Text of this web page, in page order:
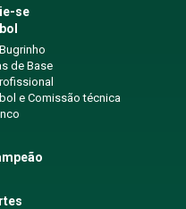
se
de Base
e Comissão técnica